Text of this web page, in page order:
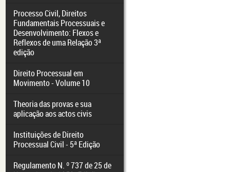
Processo Civil, Direitos
Fundamentais Processuais e
Desenvolvimento: Flexos e
Reflexos de uma Relação 3ª
edição
Direito Processual em
Movimento - Volume 10
Theoria das provas e sua
aplicação aos actos civis
Instituições de Direito
Processual Civil - 5ª Edição
Regulamento N. º 737 de 25 de